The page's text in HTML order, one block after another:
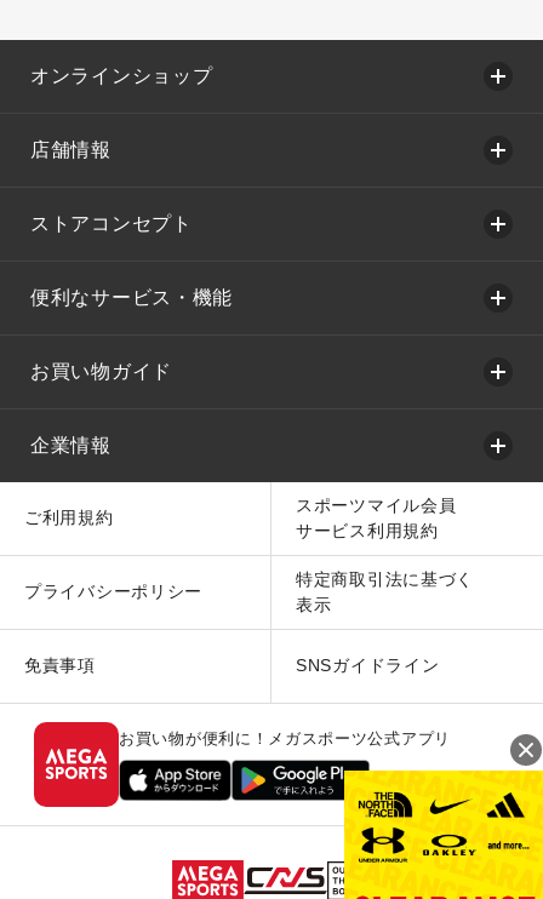
オンラインショップ
店舗情報
ストアコンセプト
便利なサービス・機能
お買い物ガイド
企業情報
ご利用規約
スポーツマイル会員
サービス利用規約
プライバシーポリシー
特定商取引法に基づく
表示
免責事項 SNSガイドライン
お買い物が便利に！メガスポーツ公式アプリ